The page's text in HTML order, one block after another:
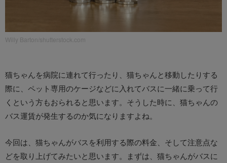
Willy Barton/shutterstock.com
猫ちゃんを病院に連れて行ったり、猫ちゃんと移動したりする
際に、ペット専用のケージなどに入れてバスに一緒に乗って行
くという方もおられると思います。そうした時に、猫ちゃんの
バス運賃が発生するのか気になりますよね。
今回は、猫ちゃんがバスを利用する際の料金、そして注意点な
どを取り上げてみたいと思います。まずは、猫ちゃんがバスに